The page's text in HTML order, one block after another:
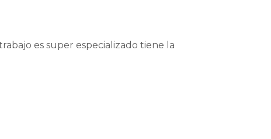
es super especializado tiene la